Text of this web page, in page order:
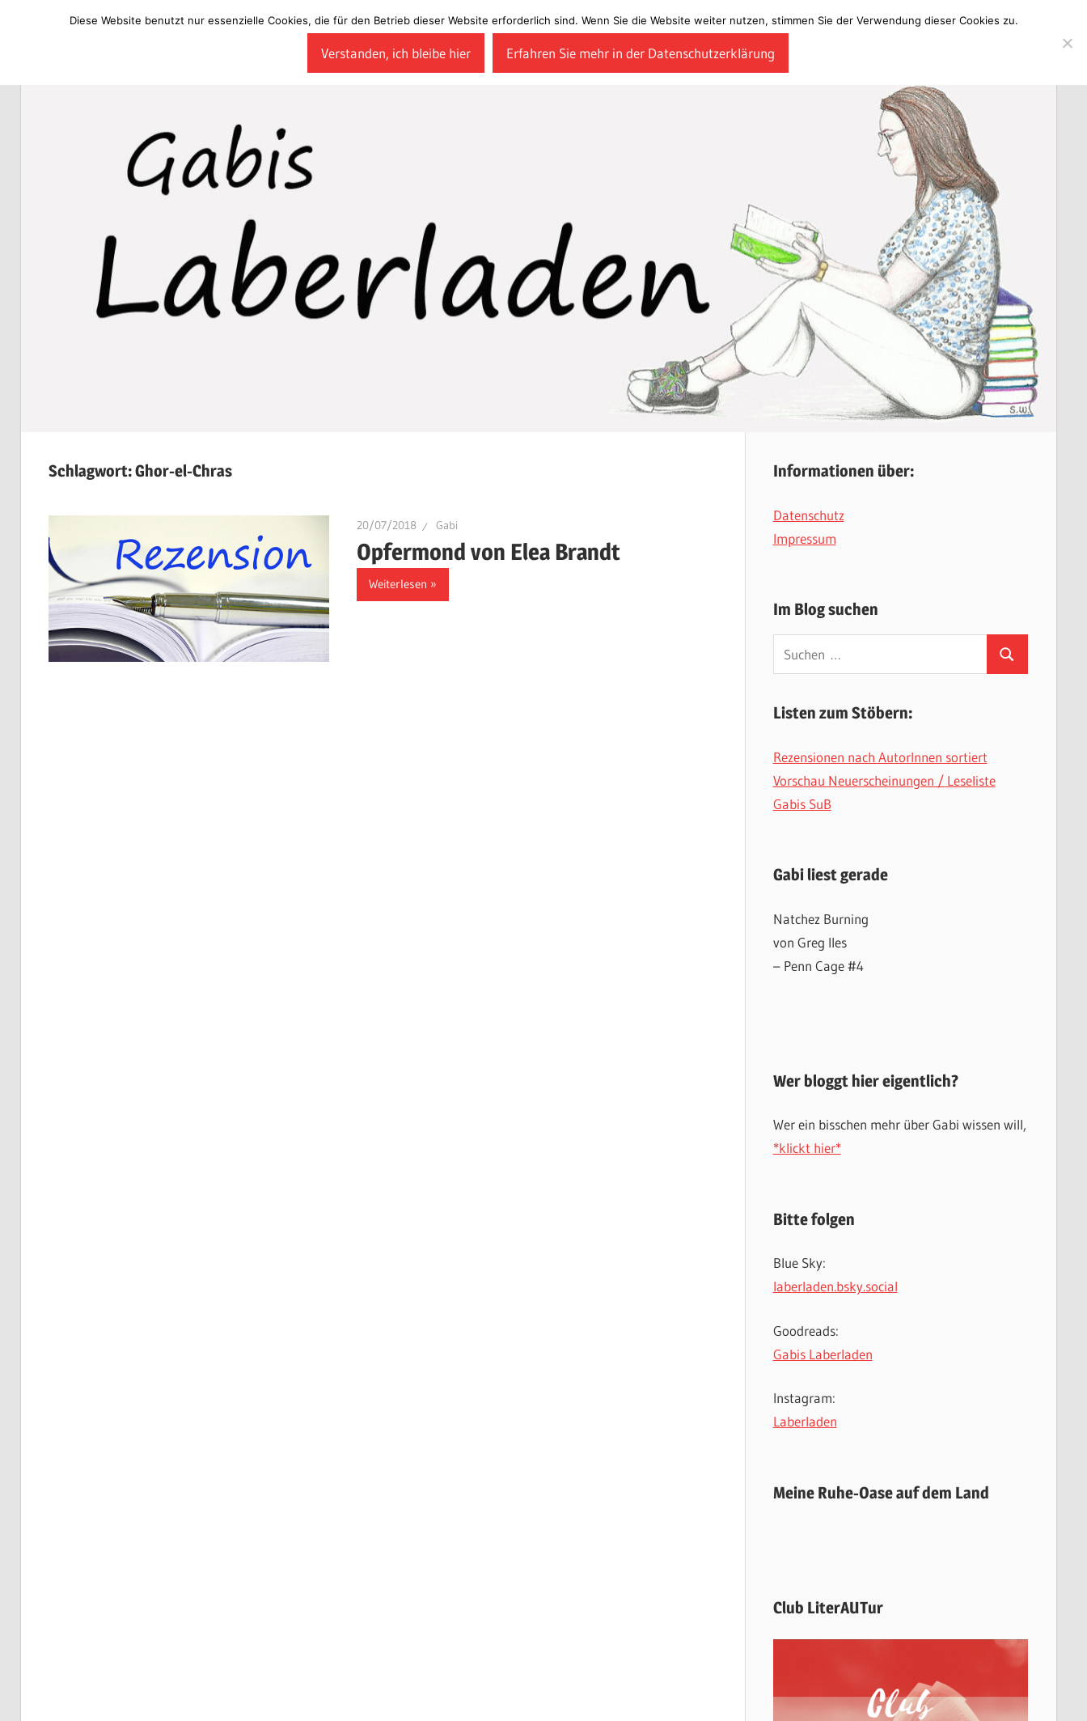
Schlagwort:Ghor-el-Chras
20/07/2018 Gabi
Opfermond von Elea Brandt
Weiterlesen
Informationen über:
Datenschutz
Impressum
Im Blog suchen
Suchen
nach:
Suchen
Listen zum Stöbern:
Rezensionen nach AutorInnen sortiert
Vorschau Neuerscheinungen / Leseliste
Gabis SuB
Gabi liest gerade
Natchez Burning
von Greg Iles
– Penn Cage #4
Wer bloggt hier eigentlich?
Wer ein bisschen mehr über Gabi wissen will,
*klickt hier*
Bitte folgen
Blue Sky:
laberladen.bsky.social
Goodreads:
Gabis Laberladen
Instagram:
Laberladen
Meine Ruhe-Oase auf dem Land
Club LiterAUTur
Diese Website benutzt nur essenzielle Cookies, die für den Betrieb dieser Website erforderlich sind. Wenn Sie die Website weiter nutzen, stimmen Sie der Verwendung dieser Cookies zu.
Verstanden, ich bleibe hier Erfahren Sie mehr in der Datenschutzerklärung